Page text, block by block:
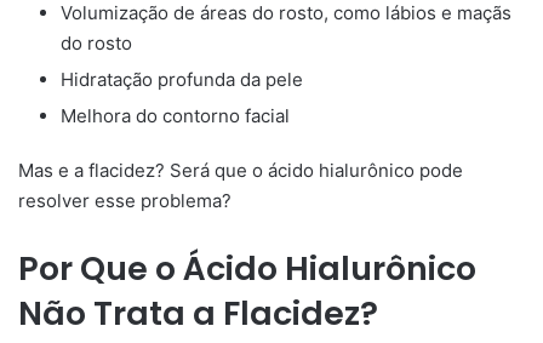
Volumização de áreas do rosto, como lábios e maçãs
do rosto
Hidratação profunda da pele
Melhora do contorno facial
Mas e a flacidez? Será que o ácido hialurônico pode
resolver esse problema?
Por Que o Ácido Hialurônico
Não Trata a Flacidez?